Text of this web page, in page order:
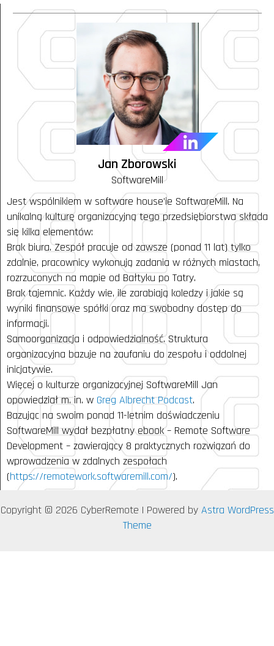
Jan Zborowski
SoftwareMill
Jest wspólnikiem w software house’ie SoftwareMill. Na
unikalną kulturę organizacyjną tego przedsiębiorstwa składa
się kilka elementów:
Brak biura. Zespół pracuje od zawsze (ponad 11 lat) tylko
zdalnie, pracownicy wykonują zadania w różnych miastach,
rozrzuconych na mapie od Bałtyku po Tatry.
Brak tajemnic. Każdy wie, ile zarabiają koledzy i jakie są
wyniki finansowe spółki oraz ma swobodny dostęp do
informacji.
Samoorganizacja i odpowiedzialność. Struktura
organizacyjna bazuje na zaufaniu do zespołu i oddolnej
inicjatywie.
Więcej o kulturze organizacyjnej SoftwareMill Jan
opowiedział m. in. w Greg Albrecht Podcast.
Bazując na swoim ponad 11-letnim doświadczeniu
SoftwareMill wydał bezpłatny ebook – Remote Software
Development – zawierający 8 praktycznych rozwiązań do
wprowadzenia w zdalnych zespołach
(https://remotework.softwaremill.com/).
Copyright © 2026 CyberRemote | Powered by Astra WordPress
Theme